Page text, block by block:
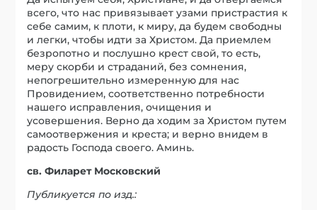
всего, что нас привязывает узами пристрастия к
себе самим, к плоти, к миру, да будем свободны
и легки, чтобы идти за Христом. Да приемлем
безропотно и послушно крест свой, то есть,
меру скорби и страданий, без сомнения,
непогрешительно измеренную для нас
Провидением, соответственно потребности
нашего исправления, очищения и
усовершения. Верно да ходим за Христом путем
самоотвержения и креста; и верно внидем в
радость Господа своего. Аминь.
св. Филарет Московский
Публикуется по изд.: